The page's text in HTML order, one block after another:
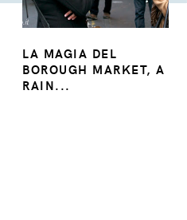
LA MAGIA DEL
BOROUGH MARKET, A
RAIN...